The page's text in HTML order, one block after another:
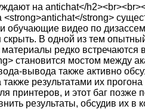
на antichat</
strong>
обучающие видео по
скрыть. В одной из тем
редко
становится мостом между
вывода также активно
результатами их
и этот баг позже
результаты, обсудив их